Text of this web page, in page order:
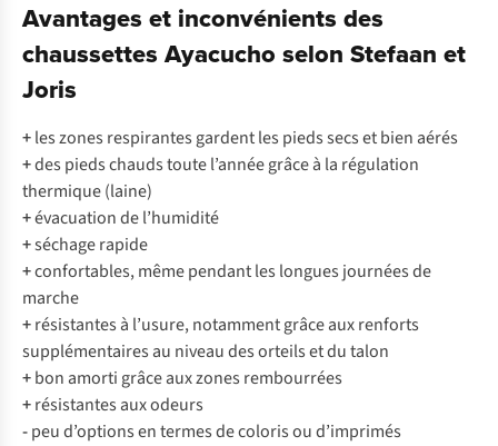
Avantages et inconvénients des
chaussettes Ayacucho selon Stefaan et
Joris
+les zones respirantes gardent les pieds secs et bien aérés
+des pieds chauds toute l’année grâce à la régulation
thermique (laine)
+évacuation de l’humidité
+séchage rapide
+confortables, même pendant les longues journées de
marche
+résistantes à l’usure, notamment grâce aux renforts
supplémentaires au niveau des orteils et du talon
+bon amorti grâce aux zones rembourrées
+résistantes aux odeurs
-peu d’options en termes de coloris ou d’imprimés